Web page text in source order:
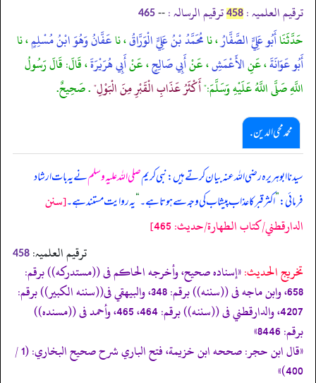
ترقیم العلمیہ : 458 ترقیم الرسالہ : --
465
حَدَّثَنَاأَبُو عَلِيٍّ الصَّفَّارُ، نامُحَمَّدُ بْنُ عَلِيٍّ الْوَرَّاقُ، ناعَفَّانُ وَهُوَ ابْنُ مُسْلِمٍ، نا
أَبُو عَوَانَةَ، عَنِالأَعْمَشِ، عَنْأَبِي صَالِحٍ، عَنْأَبِي هُرَيْرَةَ، قَالَ: قَالَ رَسُولُ
اللَّهِ صَلَّى اللَّهُ عَلَيْهِ وَسَلَّمَ:"أَكْثَرُ عَذَابِ الْقَبْرِ مِنَ الْبَوْلِ". صَحِيحٌ.
محمد محی الدین .
سیدنا ابوہریرہ رضی اللہ عنہ بیان کرتے ہیں: نبی کریمصلی اللہ علیہ وسلمنے یہ بات ارشاد
فرمائی:”اکثر قبر کا عذاب پیشاب کی وجہ سے ہوتا ہے۔“یہ روایت مستند ہے۔[سنن
الدارقطني/كتاب الطهارة/حدیث: 465]
ترقیم العلمیہ: 458
تخریج الحدیث:«إسناده صحيح، وأخرجه الحاكم فى ((مستدركه)) برقم:
658، وابن ماجه فى ((سننه)) برقم: 348، والبيهقي فى((سننه الكبير)) برقم:
4207، والدارقطني فى ((سننه)) برقم: 464، 465، وأحمد فى ((مسنده))
برقم: 8446»
«قال ابن حجر: صححه ابن خزيمة، فتح الباري شرح صحيح البخاري: (1 /
400)»